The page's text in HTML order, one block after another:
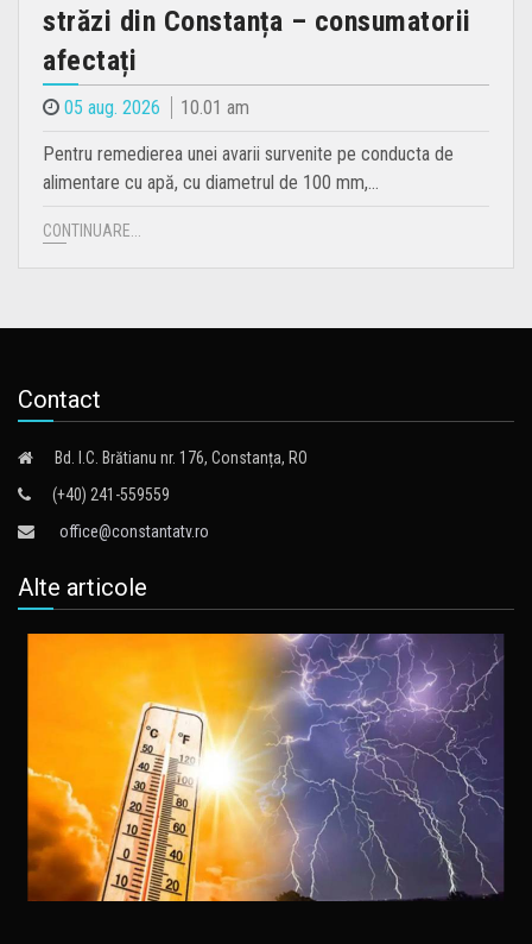
străzi din Constanța – consumatorii
afectați
05 aug. 2026 10.01 am
Pentru remedierea unei avarii survenite pe conducta de
alimentare cu apă, cu diametrul de 100 mm,…
CONTINUARE...
Contact
Bd. I.C. Brătianu nr. 176, Constanța, RO
(+40) 241-559559
office@constantatv.ro
Alte articole